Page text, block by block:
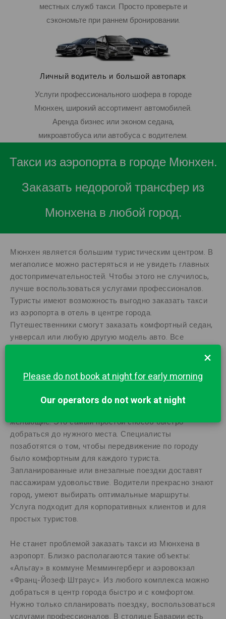
местных служб такси. Просто проверьте и
сэкономьте при раннем бронировании.
Личный водитель и большой автопарк
Услуги профессионального шофера в городе
Мюнхен, широкий ассортимент автомобилей.
Аренда бизнес или эконом седана,
микроавтобуса или автобуса с водителем.
Такси из аэропорта в городе Мюнхен.
Заказать недорогой трансфер из
Мюнхена в любой город.
Мюнхен является большим туристическим центром. В
мегаполисе можно растеряться и не увидеть главных
достопримечательностей. Чтобы этого не случилось,
лучше воспользоваться услугами профессионалов.
Туристы имеют возможность выгодно заказать такси
из аэропорта в отель в центре города.
Путешественники смогут заказать комфортный седан,
унверсал или любую другую модель авто. Все
доступными, но и максимально безопасными. После
небольшого отдыха в гостинице нужно начинать
знакомство с достопримечательностями. Арендовать
желающие. Это самый простой способ быстро
добраться до нужного места. Специалисты
позаботятся о том, чтобы передвижение по городу
было комфортным для каждого туриста.
Запланированные или внезапные поездки доставят
пассажирам удовольствие. Водители прекрасно знают
город, умеют выбирать оптимальные маршруты.
Услуга подходит для корпоративных клиентов и для
простых туристов.
Не станет проблемой заказать такси из Мюнхена в
аэропорт. Близко располагаются такие объекты:
«Альгау» в коммуне Меммингерберг и аэровокзал
«Франц-Йозеф Штраус». Из любого комплекса можно
добраться в центр города быстро и с комфортом.
Нужно только спланировать поездку, воспользоваться
услугами профессионалов. В столице Баварии есть
×
Please do not book at night for early morning
Our operators do not work at night